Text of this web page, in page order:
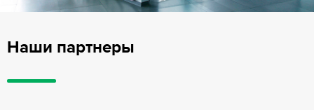
Наши партнеры